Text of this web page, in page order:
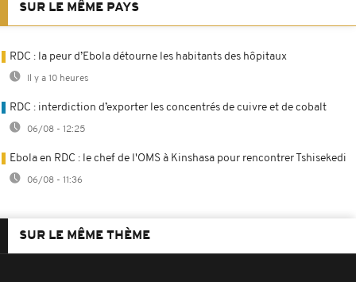
SUR LE MÊME PAYS
RDC : la peur d’Ebola détourne les habitants des hôpitaux
Il y a 10 heures
RDC : interdiction d’exporter les concentrés de cuivre et de cobalt
06/08 - 12:25
Ebola en RDC : le chef de l'OMS à Kinshasa pour rencontrer Tshisekedi
06/08 - 11:36
SUR LE MÊME THÈME